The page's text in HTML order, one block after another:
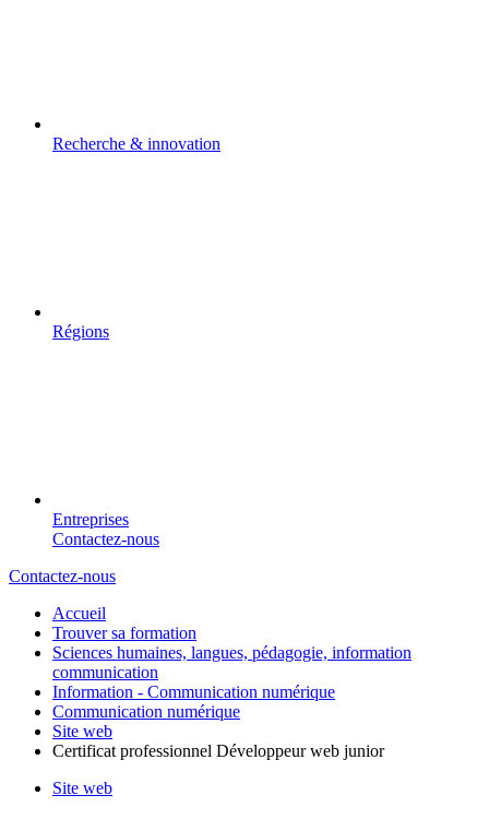
Recherche & innovation
Régions
Entreprises
Contactez-nous
Contactez-nous
Accueil
Trouver sa formation
Sciences humaines, langues, pédagogie, information
communication
Information - Communication numérique
Communication numérique
Site web
Certificat professionnel Développeur web junior
Site web